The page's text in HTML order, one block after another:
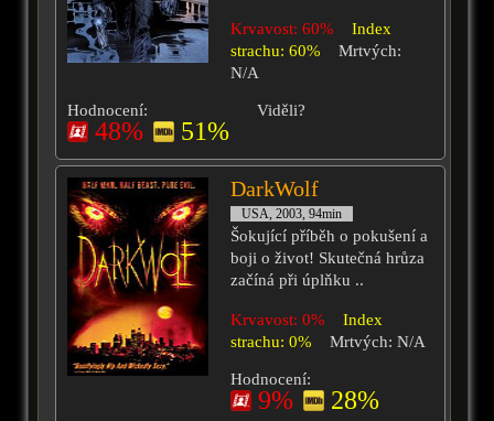
Krvavost: 60%
Index
strachu: 60%
Mrtvých:
N/A
Hodnocení:
48% 51%
Viděli?
DarkWolf
USA, 2003, 94min
Šokující příběh o pokušení a
boji o život! Skutečná hrůza
začíná při úplňku ..
Krvavost: 0%
Index
strachu: 0%
Mrtvých: N/A
Hodnocení:
9% 28%